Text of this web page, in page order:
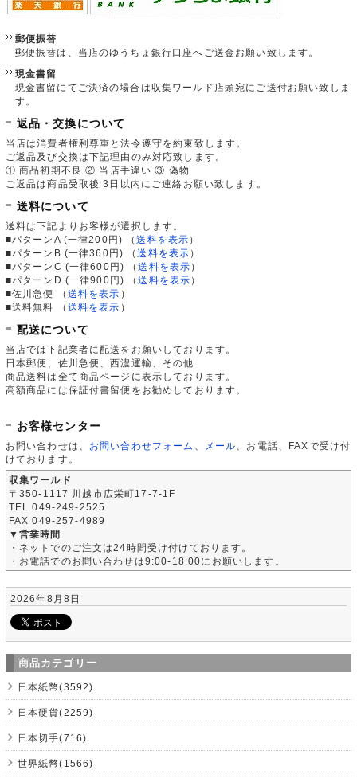
郵便振替
郵便振替は、当店のゆうちょ銀行口座へご送金お願い致します。
現金書留
現金書留にてご決済の場合は収集ワールド店頭宛にご送付お願い致しま
す。
返品・交換について
当店は消費者権利尊重と法令遵守を約束致します。
ご返品及び交換は下記理由のみ対応致します。
① 商品初期不良 ② 当店手違い ③ 偽物
ご返品は商品受取後 3日以内にご連絡お願い致します。
送料について
送料は下記よりお客様が選択します。
■パターンA (一律200円)
（送料を表示 ）
■パターンB (一律360円)
（送料を表示 ）
■パターンC (一律600円)
（送料を表示 ）
■パターンD (一律900円)
（送料を表示 ）
■佐川急便
（ 送料を表示 ）
■送料無料
（ 送料を表示 ）
配送について
当店では下記業者に配送をお願いしております。
日本郵便、佐川急便、西濃運輸、その他
商品送料は全て商品ページに表示しております。
高額商品には保証付書留便をお勧めしております。
お客様センター
お問い合わせは、 お問い合わせフォーム メール 、お電話、FAXで受け付
けております。
収集ワールド
〒350-1117 川越市広栄町17-7-1F
TEL 049-249-2525
FAX 049-257-4989
▼営業時間
・ネットでのご注文は24時間受け付けております。
・お電話でのお問い合わせは9:00-18:00にお願いします。
2026年8月8日
商品カテゴリー
日本紙幣(3592)
日本硬貨(2259)
日本切手(716)
世界紙幣(1566)